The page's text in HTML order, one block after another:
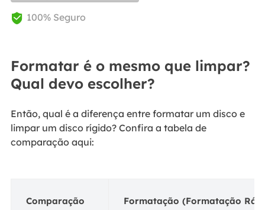
 100% Seguro
Formatar é o mesmo que limpar?
Qual devo escolher?
Então, qual é a diferença entre formatar um disco e
limpar um disco rígido? Confira a tabela de
comparação aqui:
Comparação Formatação (Formatação